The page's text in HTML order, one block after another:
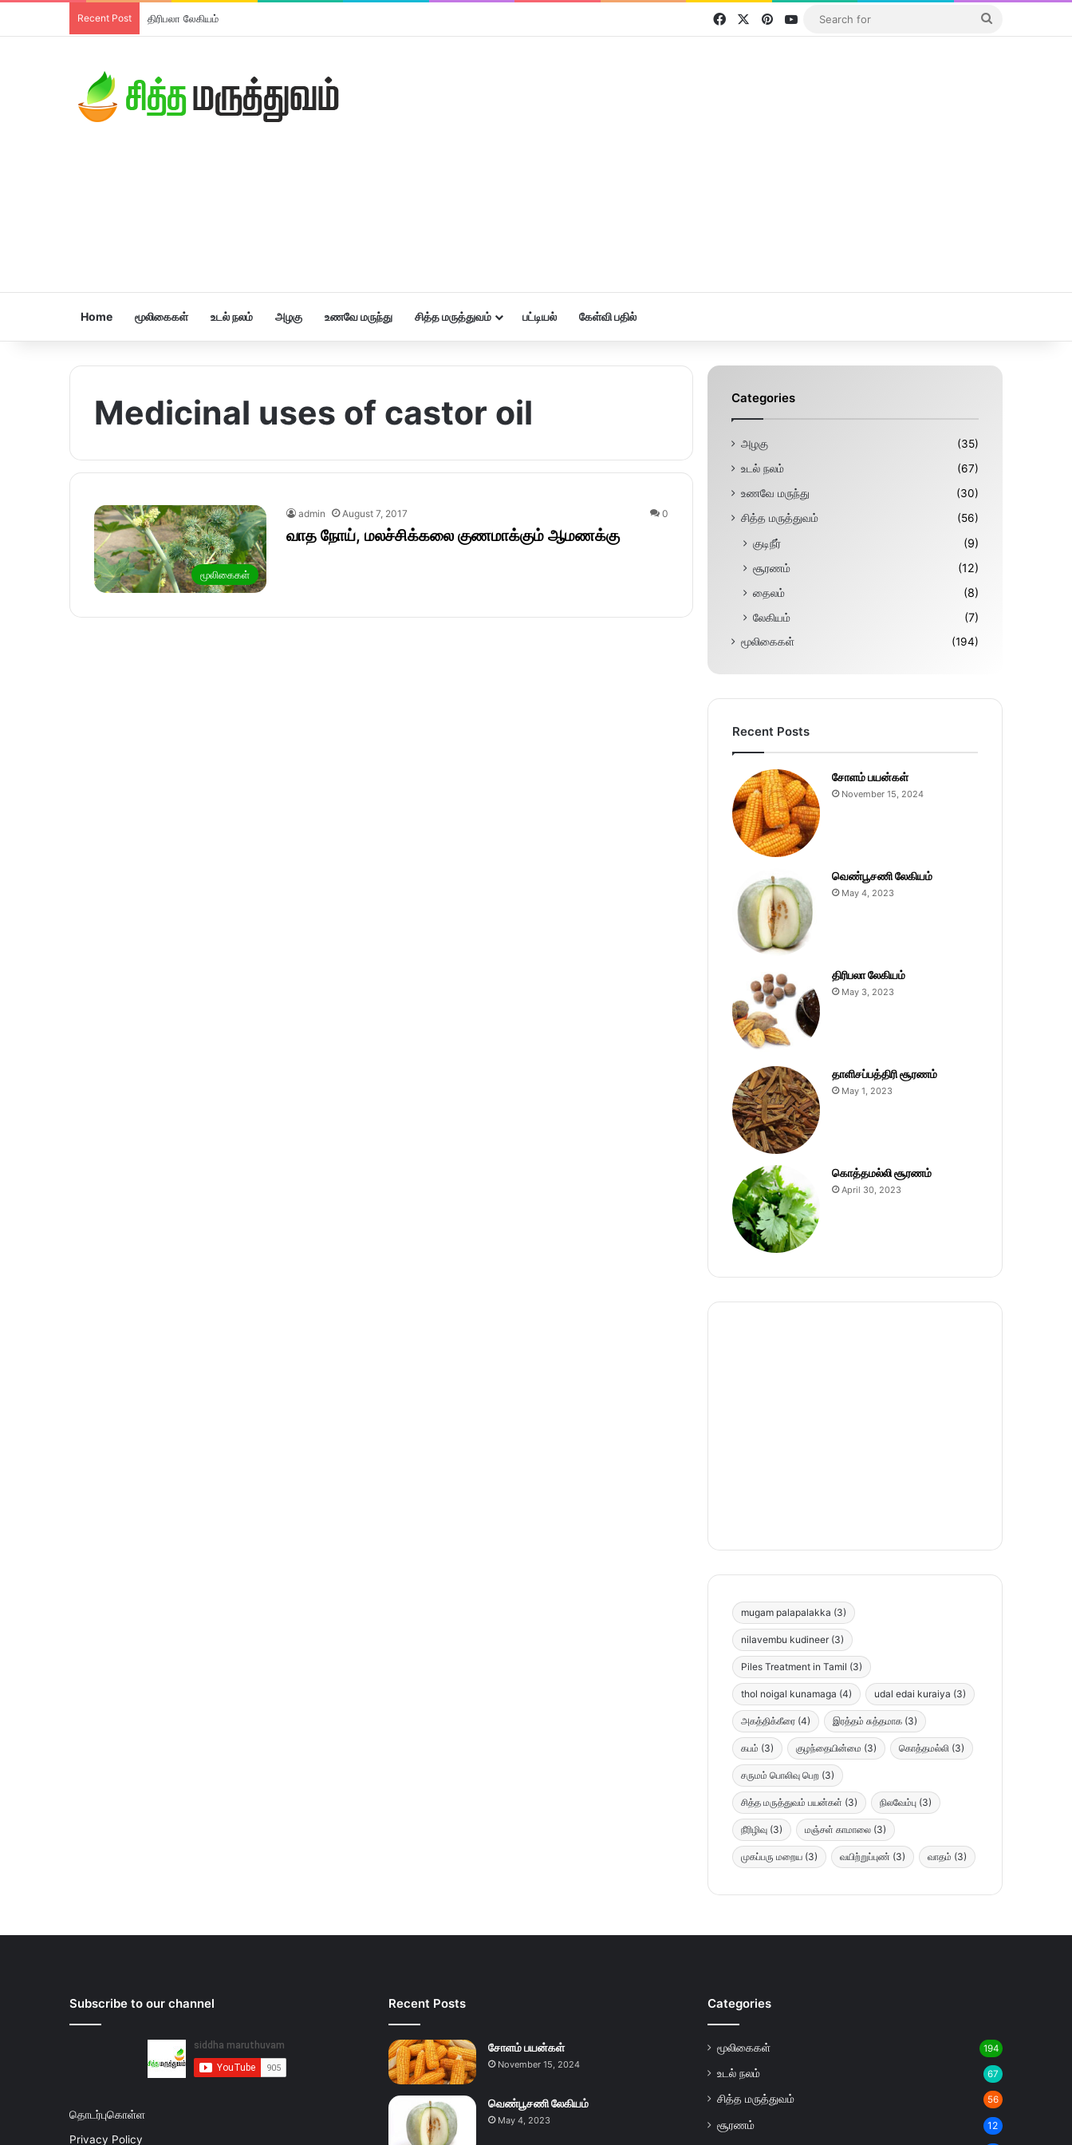
Recent Post திரிபலா லேகியம் FacebookPinterestYouTube
Home மூலிகைகள் உடல் நலம் அழகு உணவே மருந்து சித்த மருத்துவம் பட்டியல் கேள்வி பதில்
Medicinal uses of castor oil
மூலிகைகள்
admin August 7, 2017 0
வாத நோய், மலச்சிக்கலை குணமாக்கும் ஆமணக்கு
Categories
அழகு
(35)
உடல் நலம்
(67)
உணவே மருந்து
(30)
சித்த மருத்துவம்
(56)
குடிநீர்
(9)
சூரணம்
(12)
தைலம்
(8)
லேகியம்
(7)
மூலிகைகள் (194)
Recent Posts
சோளம் பயன்கள்
November 15, 2024
வெண்பூசணி லேகியம்
May 4, 2023
திரிபலா லேகியம்
May 3, 2023
தாளிசப்பத்திரி சூரணம்
May 1, 2023
கொத்தமல்லி சூரணம்
April 30, 2023
mugam palapalakka (3)
nilavembu kudineer (3)
Piles Treatment in Tamil (3)
thol noigal kunamaga (4) udal edai kuraiya (3)
அகத்திக்கீரை (4) இரத்தம் சுத்தமாக (3)
கபம் (3) குழந்தையின்மை (3) கொத்தமல்லி (3)
சருமம் பொலிவு பெற (3)
சித்த மருத்துவம் பயன்கள் (3) நிலவேம்பு (3)
நீரிழிவு (3) மஞ்சள் காமாலை (3)
முகப்பரு மறைய (3) வயிற்றுப்புண் (3) வாதம் (3)
Subscribe to our channel
தொடர்புகொள்ள
Privacy Policy
Recent Posts
சோளம் பயன்கள்
November 15, 2024
வெண்பூசணி லேகியம்
May 4, 2023
Categories
மூலிகைகள் 194
உடல் நலம் 67
சித்த மருத்துவம் 56
சூரணம் 12